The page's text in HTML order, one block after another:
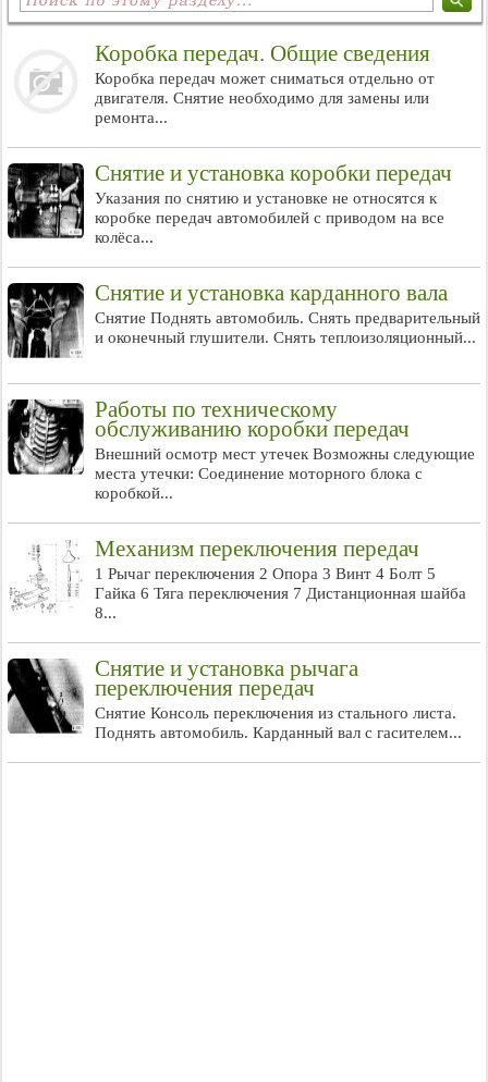
Коробка передач. Общие сведения
Коробка передач может сниматься отдельно от
двигателя. Снятие необходимо для замены или
ремонта...
Снятие и установка коробки передач
Указания по снятию и установке не относятся к
коробке передач автомобилей с приводом на все
колёса...
Снятие и установка карданного вала
Снятие Поднять автомобиль. Снять предварительный
и оконечный глушители. Снять теплоизоляционный...
Работы по техническому
обслуживанию коробки передач
Внешний осмотр мест утечек Возможны следующие
места утечки: Соединение моторного блока с
коробкой...
Механизм переключения передач
1 Рычаг переключения 2 Опора 3 Винт 4 Болт 5
Гайка 6 Тяга переключения 7 Дистанционная шайба
8...
Снятие и установка рычага
переключения передач
Снятие Консоль переключения из стального листа.
Поднять автомобиль. Карданный вал с гасителем...